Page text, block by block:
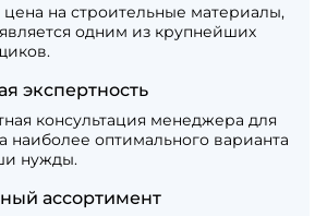
на строительные материалы,
является одним из крупнейших
экспертность
консультация менеджера для
наиболее оптимального варианта
нужды.
ассортимент